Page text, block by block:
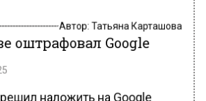
Автор:Татьяна Карташова
оштрафовал Google
наложить на Google